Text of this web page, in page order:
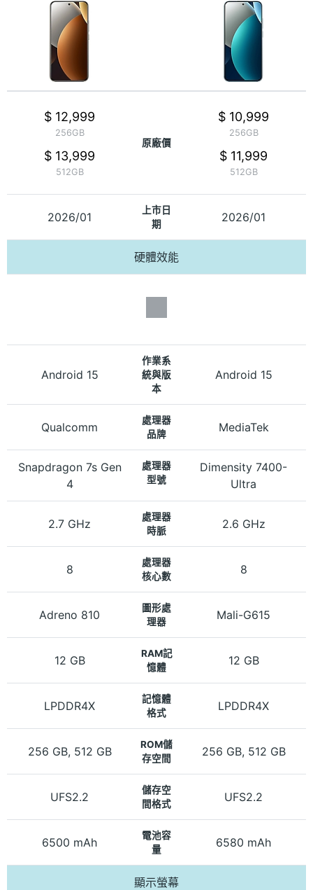
$ 12,999
256GB
$ 13,999
512GB
原廠價
$ 10,999
256GB
$ 11,999
512GB
2026/01
上市日
期
2026/01
硬體效能
Android 15
作業系
統與版
本
Android 15
Qualcomm
處理器
品牌
MediaTek
Snapdragon 7s Gen
4
處理器
型號
Dimensity 7400-
Ultra
2.7 GHz
處理器
時脈
2.6 GHz
8
處理器
核心數
8
Adreno 810
圖形處
理器
Mali-G615
12 GB
RAM記
憶體
12 GB
LPDDR4X
記憶體
格式
LPDDR4X
256 GB, 512 GB
ROM儲
存空間
256 GB, 512 GB
UFS2.2
儲存空
間格式
UFS2.2
6500 mAh
電池容
量
6580 mAh
顯示螢幕